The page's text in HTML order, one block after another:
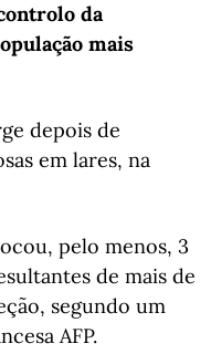
da
mais
depois de
em lares, na
pelo menos, 3
de mais de
segundo um
AFP.